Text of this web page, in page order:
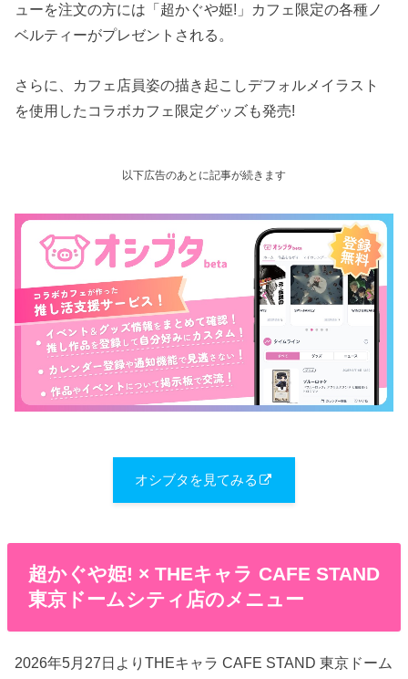
ューを注文の方には「超かぐや姫!」カフェ限定の各種ノ
ベルティーがプレゼントされる。
さらに、カフェ店員姿の描き起こしデフォルメイラスト
を使用したコラボカフェ限定グッズも発売!
以下広告のあとに記事が続きます
オシブタを見てみる
超かぐや姫! × THEキャラ CAFE STAND
東京ドームシティ店のメニュー
2026年5月27日よりTHEキャラ CAFE STAND 東京ドーム